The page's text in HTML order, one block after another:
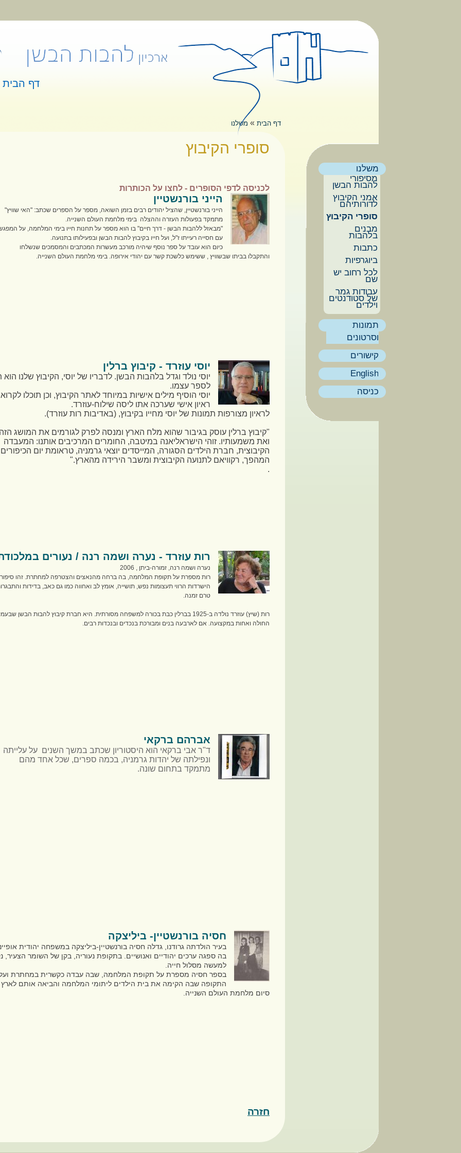
דף הבית
הינך נמצא כאן
דף הבית » משלנו
משלנו
מסיפורי
להבות הבשן
אמני הקיבוץ
לדורותיהם
סופרי הקיבוץ
מבנים
בלהבות
כתבות
ביוגרפיות
לכל רחוב יש
שם
עבודות גמר
של סטודנטים
וילדים
תמונות
וסרטונים
קישורים
English
כניסה
סופרי הקיבוץ
לכניסה לדפי הסופרים - לחצו על הכותרות
הייני בורנשטיין
הייני בורנשטיין, שהציל יהודים רבים בזמן השואה, מספר על הספרים שכתב: "האי שוויץ"
מתמקד בפעולות העזרה וההצלה בימי מלחמת העולם השנייה.
"מבאזל ללהבות הבשן - דרך חיים" בו הוא מספר על תחנות חייו בימי המלחמה, על
עם חסייה רעייתו ז"ל, ועל חייו בקיבוץ להבות הבשן ובפעילותו בתנועה.
כיום הוא עובד על ספר נוסף שיהיה מורכב מעשרות המכתבים והמסמכים שנשלחו
והתקבלו בביתו שבשוויץ , ששימש כלשכת קשר עם יהודי אירופה. בימי מלחמת העולם השנייה.
יוסי עוזרד - קיבוץ ברלין
יוסי נולד וגדל בלהבות הבשן. לדבריו של יוסי, הקיבוץ שלנו
לספר עצמו.
יוסי הוסיף מילים אישיות במיוחד לאתר הקיבוץ, וכן תוכלו לקרוא
ראיון אישי שערכה אתו ליסה שילוח-עוזרד.
לראיון מצורפות תמונות של יוסי מחייו בקיבוץ, (באדיבות רות עוזרד).
"קיבוץ ברלין עוסק בגיבור שהוא מלח הארץ ומנסה לפרק לגורמים את המושג
ואת משמעותיו. זוהי הישראליאנה במיטבה, החומרים המרכיבים אותנו: המעבדה
הקיבוצית, חברת הילדים הסגורה, המייסדים יוצאי גרמניה, טראומת יום
המהפך, רקוויאם לתנועה הקיבוצית ומשבר הירידה מהארץ."
.
רות עוזרד - נערה ושמה רנה / נעורים
נערה ושמה רנה, זמורה-ביתן , 2006
רות מספרת על תקופת המלחמה, בה ברחה מהנאצים והצטרפה למחתרת. זהו סיפור
הישרדות הרווי תעצומות נפש, תושייה, אומץ לב ואחווה כמו גם כאב, בדידות
טרם זמנה.
רות (שיץ) עוזרד נולדה ב-1925 בברלין כבת בכורה למשפחה מסורתית. היא חברת קיבוץ להבות הבשן
החולה ואחות במקצועה. אם לארבעה בנים ומבורכת בנכדים ובנכדות רבים.
אברהם ברקאי
ד"ר אבי ברקאי הוא היסטוריון שכתב במשך השנים על עלייתה
ונפילתה של יהדות גרמניה, בכמה ספרים, שכל אחד מהם
מתמקד בתחום שונה.
חסיה בורנשטיין- ביליצקה
בעיר הולדתה גרודנו, גדלה חסיה בורנשטיין-ביליצקה במשפחה יהודית
בה ספגה ערכים יהודיים ואנושיים. בתקופת נעוריה, בקן של השומר הצעיר,
למעשה מסלול חייה.
בספר חסיה מספרת על תקופת המלחמה, שבה עבדה כקשרית במחתרת
התקופה שבה הקימה את בית הילדים ליתומי המלחמה והביאה אותם
סיום מלחמת העולם השנייה.
חזרה